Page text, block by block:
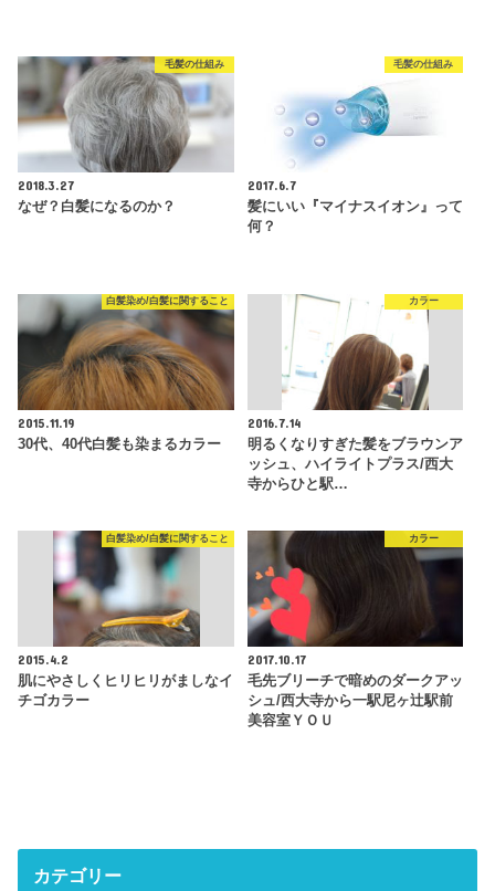
毛髪の仕組み
2018.3.27
なぜ？白髪になるのか？
毛髪の仕組み
2017.6.7
髪にいい『マイナスイオン』って
何？
白髪染め/白髪に関すること
2015.11.19
30代、40代白髪も染まるカラー
カラー
2016.7.14
明るくなりすぎた髪をブラウンア
ッシュ、ハイライトプラス/西大
寺からひと駅…
白髪染め/白髪に関すること
2015.4.2
肌にやさしくヒリヒリがましなイ
チゴカラー
カラー
2017.10.17
毛先ブリーチで暗めのダークアッ
シュ/西大寺から一駅尼ヶ辻駅前
美容室ＹＯＵ
カテゴリー